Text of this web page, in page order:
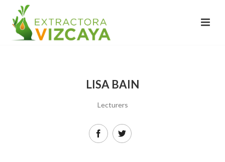
LISA BAIN
Lecturers